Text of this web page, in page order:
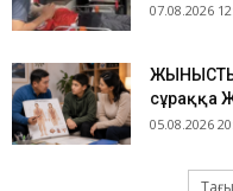
07.08.2026
сұраққа
05.08.2026